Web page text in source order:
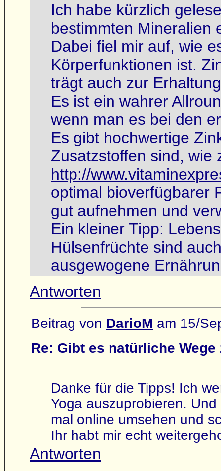
Ich habe kürzlich
bestimmten Mineralien
Dabei fiel mir auf, wie
Körperfunktionen ist.
trägt auch zur
Es ist ein wahrer
wenn man es bei den
Es gibt hochwertige
Zusatzstoffen sind, wie
http://
optimal bioverfügbarer
gut aufnehmen und
Ein kleiner Tipp:
Hülsenfrüchte sind
ausgewogene
Antworten
Beitrag von DarioM am 15/
Re: Gibt es natürliche
Danke für die Tipps! Ich
Yoga auszuprobieren.
mal online umsehen und
Ihr habt mir echt
Antworten